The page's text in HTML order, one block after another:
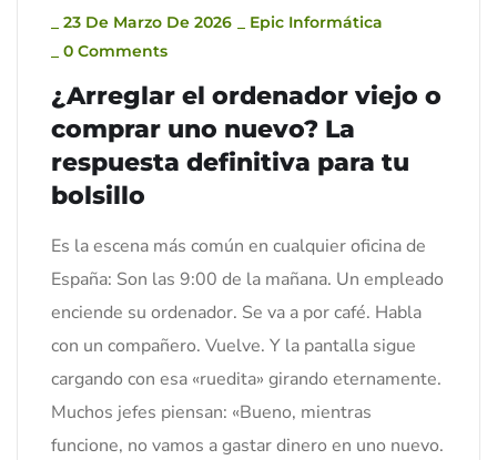
23 De Marzo De 2026
Epic Informática
0 Comments
¿Arreglar el ordenador viejo o
comprar uno nuevo? La
respuesta definitiva para tu
bolsillo
Es la escena más común en cualquier oficina de
España: Son las 9:00 de la mañana. Un empleado
enciende su ordenador. Se va a por café. Habla
con un compañero. Vuelve. Y la pantalla sigue
cargando con esa «ruedita» girando eternamente.
Muchos jefes piensan: «Bueno, mientras
funcione, no vamos a gastar dinero en uno nuevo.